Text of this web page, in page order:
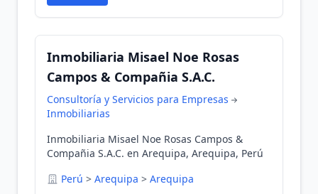
Inmobiliaria Misael Noe Rosas
Campos & Compañia S.A.C.
Consultoría y Servicios para Empresas
Inmobiliarias
Inmobiliaria Misael Noe Rosas Campos &
Compañia S.A.C. en Arequipa, Arequipa, Perú
Perú > Arequipa > Arequipa